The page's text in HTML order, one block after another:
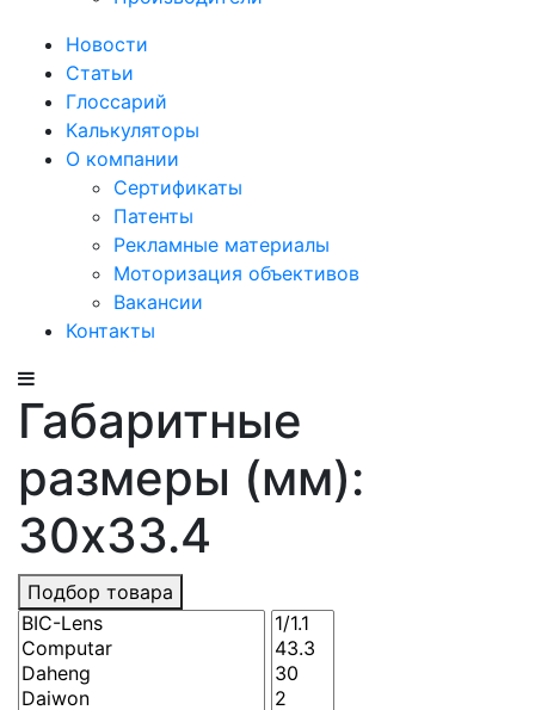
Новости
Статьи
Глоссарий
Калькуляторы
О компании
Сертификаты
Патенты
Рекламные материалы
Моторизация объективов
Вакансии
Контакты
Габаритные
размеры (мм):
30x33.4
Подбор товара